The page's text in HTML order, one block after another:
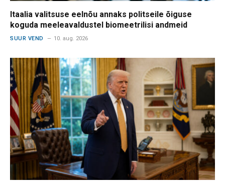
Itaalia valitsuse eelnõu annaks politseile õiguse
koguda meeleavaldustel biomeetrilisi andmeid
SUUR VEND 10. aug. 2026